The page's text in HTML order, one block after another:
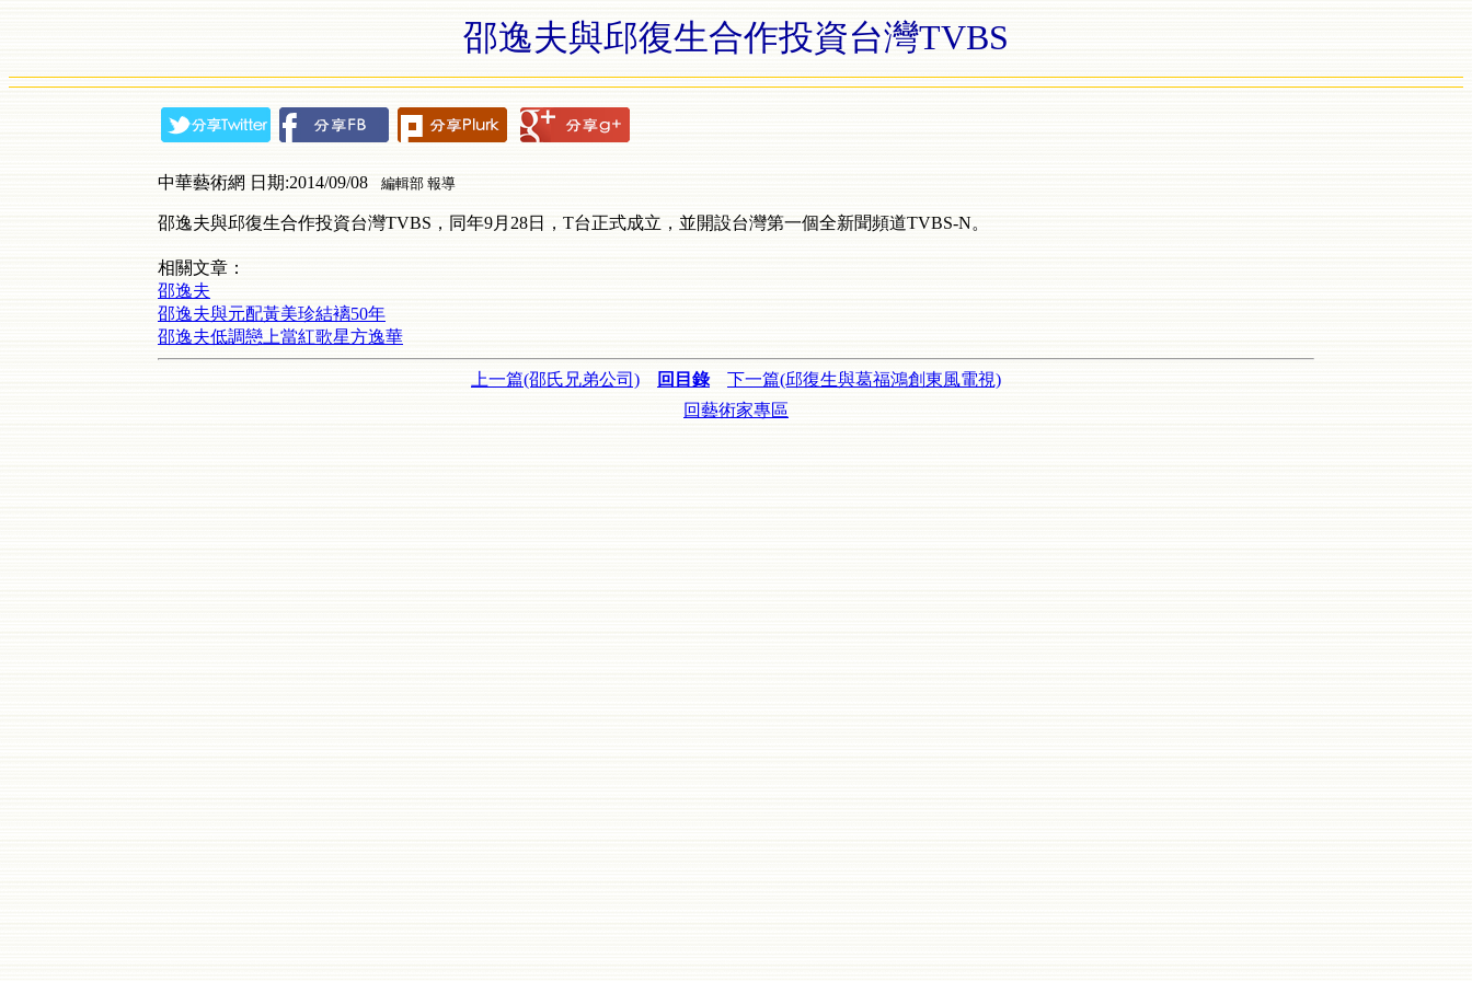
邵逸夫與邱復生合作投資台灣TVBS
中華藝術網 日期:2014/09/08 編輯部 報導
邵逸夫與邱復生合作投資台灣TVBS，同年9月28日，T台正式成立，並開設台灣第一個全新聞頻道TVBS-N。
相關文章：
邵逸夫
邵逸夫與元配黃美珍結褵50年
邵逸夫低調戀上當紅歌星方逸華
上一篇(邵氏兄弟公司) 回目錄
下一篇(邱復生與葛福鴻創東風電視)
回藝術家專區